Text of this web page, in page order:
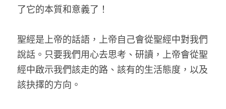
了它的本質和意義了！
聖經是上帝的話語，上帝自己會從聖經中對我們
說話。只要我們用心去思考、研讀，上帝會從聖
經中啟示我們該走的路、該有的生活態度，以及
該抉擇的方向。